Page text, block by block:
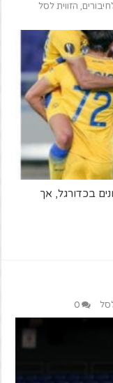
, הזווית לסל
בכדורגל, אך
0